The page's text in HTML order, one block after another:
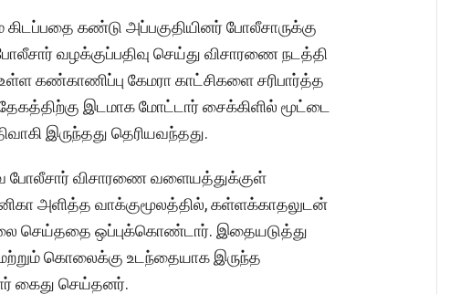
கண்டு அப்பகுதியினர் போலீசாருக்கு
வழக்குப்பதிவு செய்து விசாரணை நடத்தி
கண்காணிப்பு கேமரா காட்சிகளை சரிபார்த்த
இடமாக மோட்டார் சைக்கிளில் மூட்டை
இருந்தது தெரியவந்தது.
போலீசார் விசாரணை வளையத்துக்குள்
அளித்த வாக்குமூலத்தில், கள்ளக்காதலுடன்
செய்ததை ஒப்புக்கொண்டார். இதையடுத்து
கொலைக்கு உடந்தையாக இருந்த
கைது செய்தனர்.